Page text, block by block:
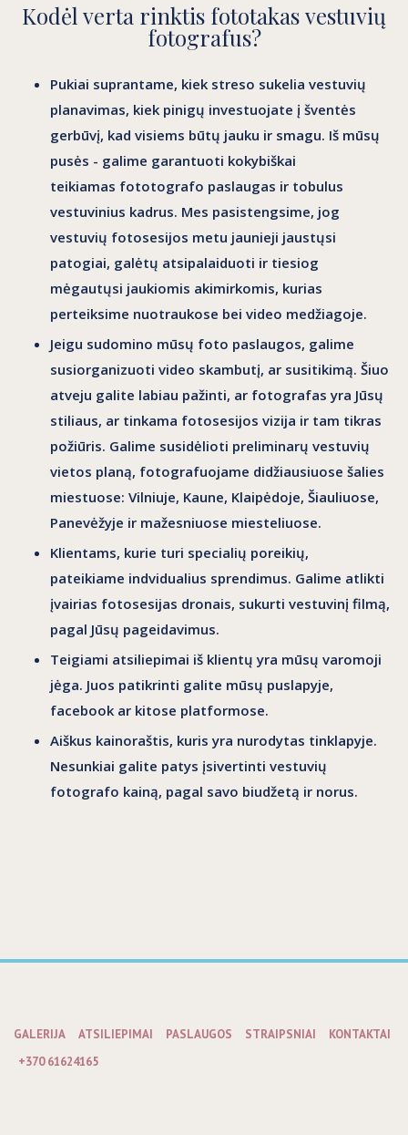
Kodėl verta rinktis fototakas vestuvių
fotografus?
Pukiai suprantame, kiek streso sukelia vestuvių
planavimas, kiek pinigų investuojate į šventės
gerbūvį, kad visiems būtų jauku ir smagu. Iš mūsų
pusės - galime garantuoti kokybiškai
teikiamas fototografo paslaugas ir tobulus
vestuvinius kadrus. Mes pasistengsime, jog
vestuvių fotosesijos metu jaunieji jaustųsi
patogiai, galėtų atsipalaiduoti ir tiesiog
mėgautųsi jaukiomis akimirkomis, kurias
perteiksime nuotraukose bei video medžiagoje.
Jeigu sudomino mūsų foto paslaugos, galime
susiorganizuoti video skambutį, ar susitikimą. Šiuo
atveju galite labiau pažinti, ar fotografas yra Jūsų
stiliaus, ar tinkama fotosesijos vizija ir tam tikras
požiūris. Galime susidėlioti preliminarų vestuvių
vietos planą, fotografuojame didžiausiuose šalies
miestuose: Vilniuje, Kaune, Klaipėdoje, Šiauliuose,
Panevėžyje ir mažesniuose miesteliuose.
Klientams, kurie turi specialių poreikių,
pateikiame indvidualius sprendimus. Galime atlikti
įvairias fotosesijas dronais, sukurti vestuvinį filmą,
pagal Jūsų pageidavimus.
Teigiami atsiliepimai iš klientų yra mūsų varomoji
jėga. Juos patikrinti galite mūsų puslapyje,
facebook ar kitose platformose.
Aiškus kainoraštis, kuris yra nurodytas tinklapyje.
Nesunkiai galite patys įsivertinti vestuvių
fotografo kainą, pagal savo biudžetą ir norus.
GALERIJA ATSILIEPIMAI PASLAUGOS STRAIPSNIAI
KONTAKTAI
+370 61624165